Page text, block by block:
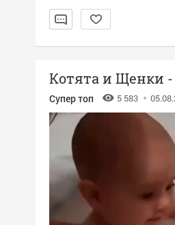
Котята и Щенки
Супер топ 5 583